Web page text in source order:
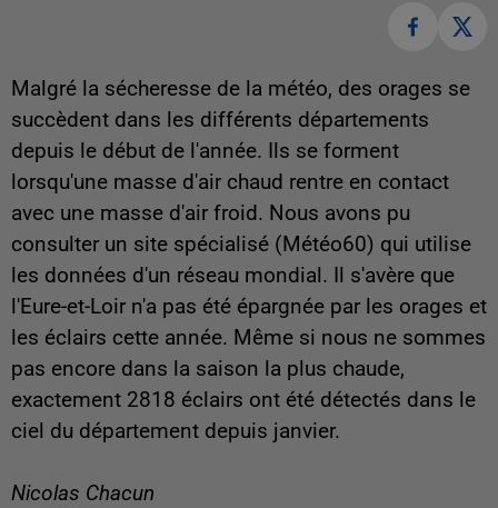
Malgré la sécheresse de la météo, des orages se
succèdent dans les différents départements
depuis le début de l'année. Ils se forment
lorsqu'une masse d'air chaud rentre en contact
avec une masse d'air froid. Nous avons pu
consulter un site spécialisé (Météo60) qui utilise
les données d'un réseau mondial. Il s'avère que
l'Eure-et-Loir n'a pas été épargnée par les orages et
les éclairs cette année. Même si nous ne sommes
pas encore dans la saison la plus chaude,
exactement 2818 éclairs ont été détectés dans le
ciel du département depuis janvier.
Nicolas Chacun